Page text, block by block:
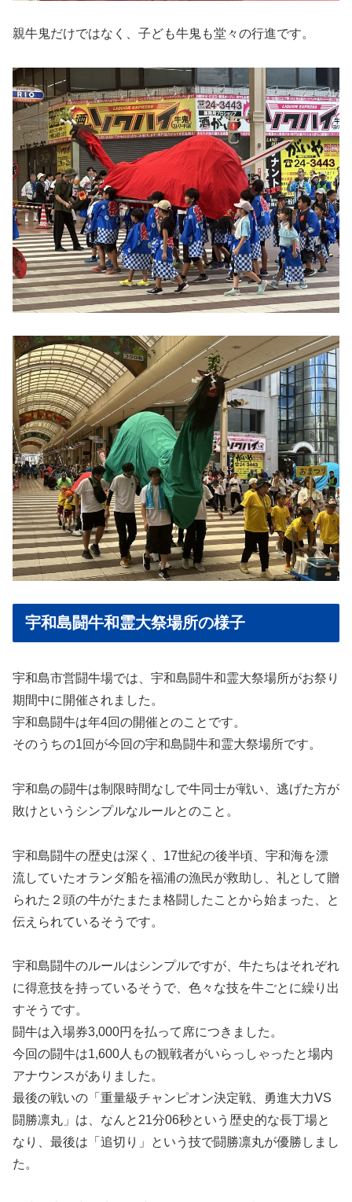
親牛鬼だけではなく、子ども牛鬼も堂々の行進です。
宇和島闘牛和霊大祭場所の様子
宇和島市営闘牛場では、宇和島闘牛和霊大祭場所がお祭り
期間中に開催されました。
宇和島闘牛は年4回の開催とのことです。
そのうちの1回が今回の宇和島闘牛和霊大祭場所です。
宇和島の闘牛は制限時間なしで牛同士が戦い、逃げた方が
敗けというシンプルなルールとのこと。
宇和島闘牛の歴史は深く、17世紀の後半頃、宇和海を漂
流していたオランダ船を福浦の漁民が救助し、礼として贈
られた２頭の牛がたまたま格闘したことから始まった、と
伝えられているそうです。
宇和島闘牛のルールはシンプルですが、牛たちはそれぞれ
に得意技を持っているそうで、色々な技を牛ごとに繰り出
すそうです。
闘牛は入場券3,000円を払って席につきました。
今回の闘牛は1,600人もの観戦者がいらっしゃったと場内
アナウンスがありました。
最後の戦いの「重量級チャンピオン決定戦、勇進大力VS
闘勝凛丸」は、なんと21分06秒という歴史的な長丁場と
なり、最後は「追切り」という技で闘勝凛丸が優勝しまし
た。